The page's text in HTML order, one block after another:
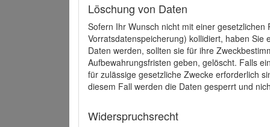
Löschung von Daten
Sofern Ihr Wunsch nicht mit einer
Vorratsdatenspeicherung) kollidiert, haben
Daten werden, sollten sie für ihre
Aufbewahrungsfristen geben, gelöscht. Falls
für zulässige gesetzliche Zwecke erforderlich
diesem Fall werden die Daten gesperrt und
Widerspruchsrecht